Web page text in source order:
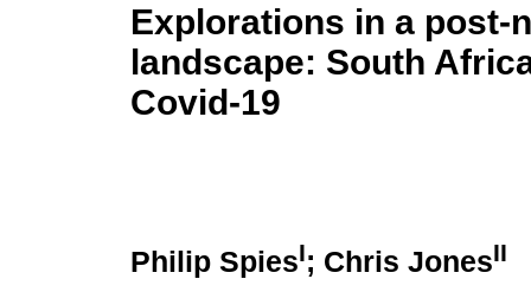
Explorations in a post-
landscape: South
Covid-19
Philip SpiesI; Chris JonesII